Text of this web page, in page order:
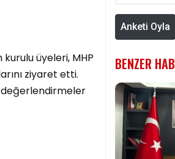
üyeleri, MHP
ziyaret etti.
Anketi Oyla
BENZER